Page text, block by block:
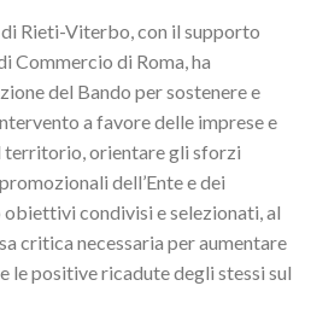
Rieti-Viterbo, con il supporto
Commercio di Roma, ha
del Bando per sostenere e
a favore delle imprese e
orientare gli sforzi
dell’Ente e dei
condivisi e selezionati, al
critica necessaria per aumentare
le positive ricadute degli stessi sul